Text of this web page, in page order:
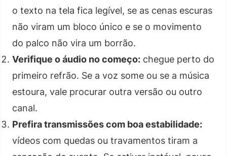
o texto na tela fica legível, se as cenas escuras
não viram um bloco único e se o movimento
do palco não vira um borrão.
Verifique o áudio no começo: chegue perto do
primeiro refrão. Se a voz some ou se a música
estoura, vale procurar outra versão ou outro
canal.
Prefira transmissões com boa estabilidade:
vídeos com quedas ou travamentos tiram a